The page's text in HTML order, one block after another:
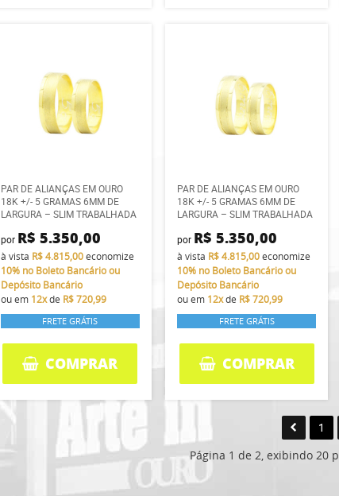
PAR DE ALIANÇAS EM OURO
18K +/- 5 GRAMAS 6MM DE
LARGURA – SLIM TRABALHADA
por R$ 5.350,00
à vista R$ 4.815,00economize
10% no Boleto Bancário ou
Depósito Bancário
ou em 12xde R$ 720,99
FRETE GRÁTIS
COMPRAR
PAR DE ALIANÇAS EM OURO
18K +/- 5 GRAMAS 6MM DE
LARGURA – SLIM TRABALHADA
por R$ 5.350,00
à vista R$ 4.815,00economize
10% no Boleto Bancário ou
Depósito Bancário
ou em 12xde R$ 720,99
FRETE GRÁTIS
COMPRAR
1
Página 1 de 2, exibindo 20